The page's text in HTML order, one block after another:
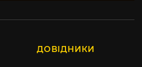
ДОВІДНИКИ